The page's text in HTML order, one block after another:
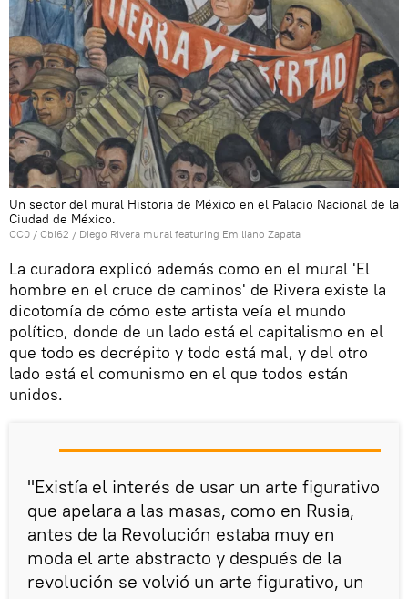
Un sector del mural Historia de México en el Palacio Nacional de la
Ciudad de México.
CC0 / Cbl62 / Diego Rivera mural featuring Emiliano Zapata
La curadora explicó además como en el mural 'El
hombre en el cruce de caminos' de Rivera existe la
dicotomía de cómo este artista veía el mundo
político, donde de un lado está el capitalismo en el
que todo es decrépito y todo está mal, y del otro
lado está el comunismo en el que todos están
unidos.
"Existía el interés de usar un arte figurativo
que apelara a las masas, como en Rusia,
antes de la Revolución estaba muy en
moda el arte abstracto y después de la
revolución se volvió un arte figurativo, un